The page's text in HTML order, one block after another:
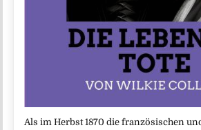
Als im Herbst 1870 die französischen